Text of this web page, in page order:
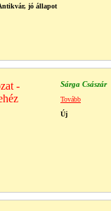
jó állapot
-
Sárga Császár
Tovább
Új